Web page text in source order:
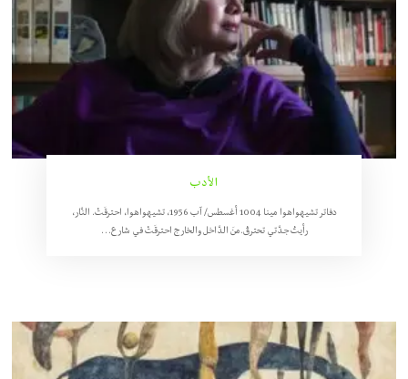
الأدب
دفاتر تشيهواهوا مينا 1004 أغسطس/ آب 1956، تشيهواهوا، احترقَتْ. النَّار،
رأيتُ جدَّتي تحترقُ.منَ الدَّاخل والخارج احترقَتْ في شارع…